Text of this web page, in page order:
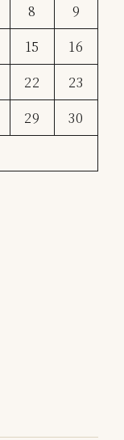
8
9
15
16
22
23
29
30